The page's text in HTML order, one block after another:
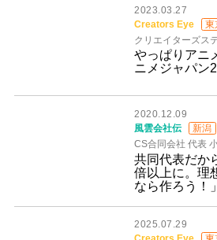
2023.03.27
Creators Eye
東
クリエイターズス
やっぱりアニ
ニメジャパン
2020.12.09
風雲会社伝
新潟
CS合同会社 代表
共同代表だか
倍以上に。理
なら作ろう！」
2025.07.29